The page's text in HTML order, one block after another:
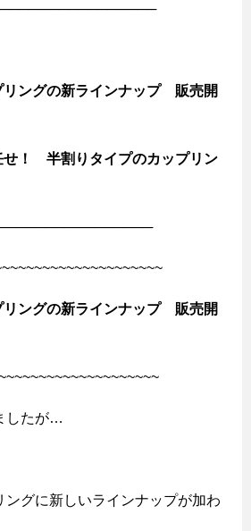
リングの新ラインナップ 販売開
せ！ 半割りタイプのカップリン
リングの新ラインナップ 販売開
したが…
ングに新しいラインナップが加わ